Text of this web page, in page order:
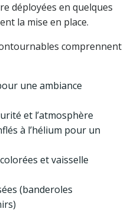
déployées en quelques
la mise en place.
comprennent
une ambiance
et l’atmosphère
à l’hélium pour un
et vaisselle
(banderoles